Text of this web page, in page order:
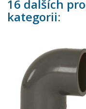
16 dalších
kategorii: